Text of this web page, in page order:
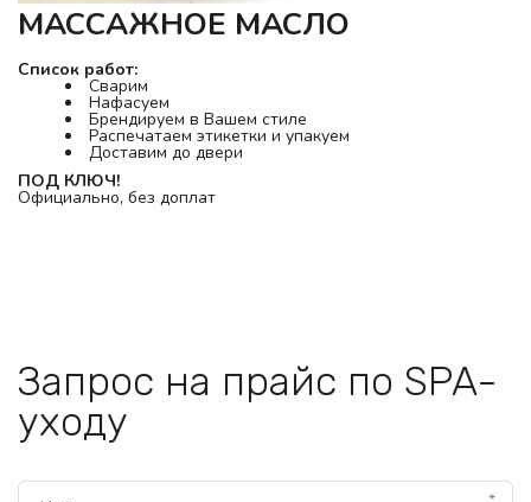
МАССАЖНОЕ МАСЛО
Список работ:
Сварим
Нафасуем
Брендируем в Вашем стиле
Распечатаем этикетки и упакуем
Доставим до двери
ПОД КЛЮЧ!
Официально, без доплат
Запрос на прайс по SPA-
уходу